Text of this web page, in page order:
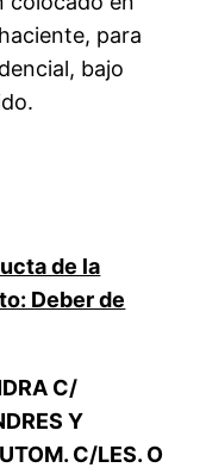
para
bajo
de la
Deber de
C/
Y
C/LES. O